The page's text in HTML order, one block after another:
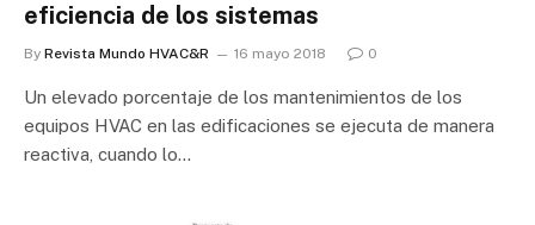
eficiencia de los sistemas
By Revista Mundo HVAC&R 16 mayo 2018 0
Un elevado porcentaje de los mantenimientos de los
equipos HVAC en las edificaciones se ejecuta de manera
reactiva, cuando lo…